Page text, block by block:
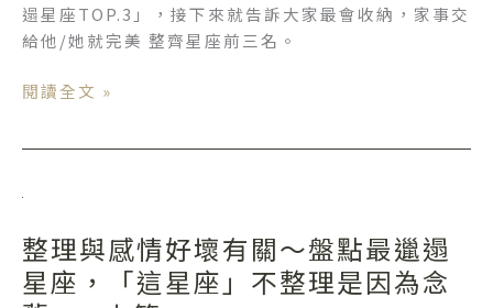
遢星座TOP.3」，接下來就告訴大家最會收納，家事交
給他/她就完美 整齊星座前三名。
知
道，
來
才
收
小
能
閱讀全文 »
整理與感情好壞有關～盤點最邋遢
星座，「這星座」不整理是因為念
整
與
感
情